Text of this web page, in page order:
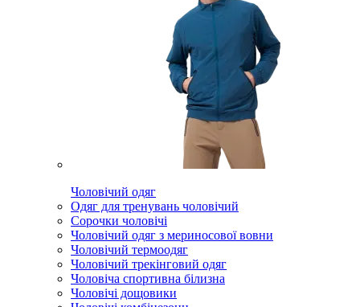
Чоловічий одяг
Одяг для тренувань чоловічий
Сорочки чоловічі
Чоловічий одяг з мериносової вовни
Чоловічий термоодяг
Чоловічий трекінговий одяг
Чоловіча спортивна білизна
Чоловічі дощовики